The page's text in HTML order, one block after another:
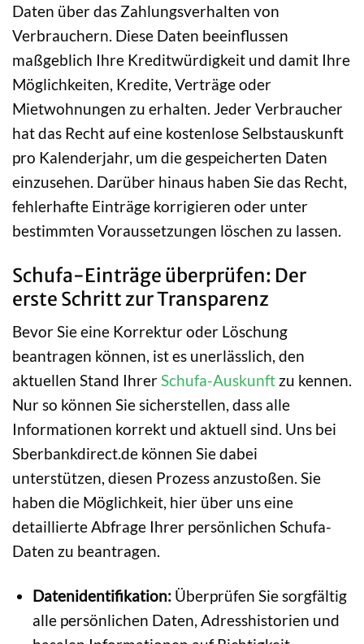
Daten über das Zahlungsverhalten von
Verbrauchern. Diese Daten beeinflussen
maßgeblich Ihre Kreditwürdigkeit und damit Ihre
Möglichkeiten, Kredite, Verträge oder
Mietwohnungen zu erhalten. Jeder Verbraucher
hat das Recht auf eine kostenlose Selbstauskunft
pro Kalenderjahr, um die gespeicherten Daten
einzusehen. Darüber hinaus haben Sie das Recht,
fehlerhafte Einträge korrigieren oder unter
bestimmten Voraussetzungen löschen zu lassen.
Schufa-Einträge überprüfen: Der
erste Schritt zur Transparenz
Bevor Sie eine Korrektur oder Löschung
beantragen können, ist es unerlässlich, den
aktuellen Stand IhrerSchufa-Auskunft zu kennen.
Nur so können Sie sicherstellen, dass alle
Informationen korrekt und aktuell sind. Uns bei
Sberbankdirect.de können Sie dabei
unterstützen, diesen Prozess anzustoßen. Sie
haben die Möglichkeit, hier über uns eine
detaillierte Abfrage Ihrer persönlichen Schufa-
Daten zu beantragen.
Datenidentifikation:Überprüfen Sie sorgfältig
alle persönlichen Daten, Adresshistorien und